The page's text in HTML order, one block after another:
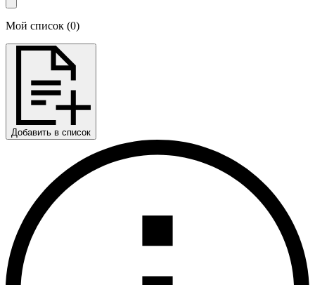
Мой список (0)
Добавить в список